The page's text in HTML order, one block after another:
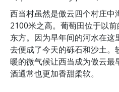
西当村虽然是傲云四个村庄中
2100米之高。葡萄田位于以
东方。因为早年间的河水在这
去便成了今天的砾石和沙土。
暖的微气候让西当成为傲云最
酒通常也更加香甜柔软。